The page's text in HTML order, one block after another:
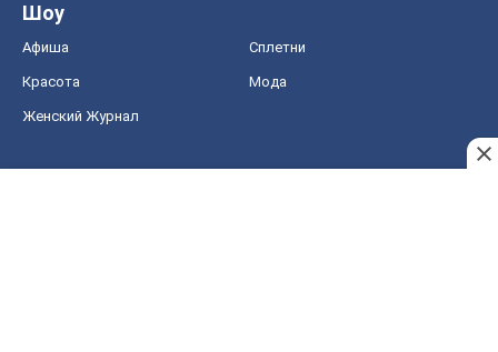
Шоу
Афиша Сплетни
Красота Мода
Женский Журнал